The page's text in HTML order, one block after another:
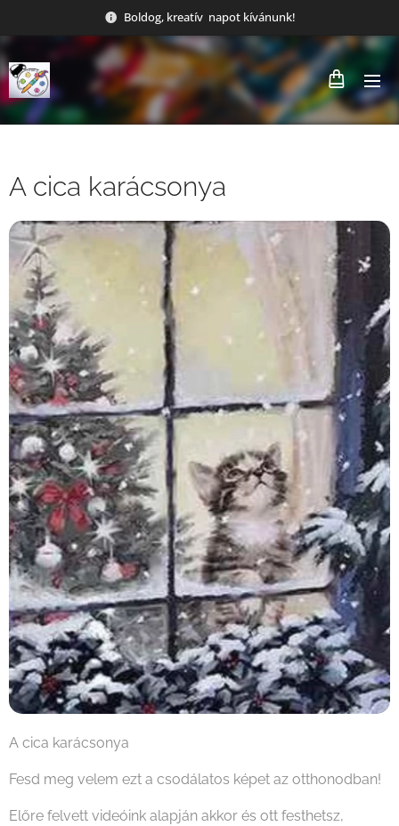
Boldog, kreatív napot kívánunk!
A cica karácsonya
A cica karácsonya
Fesd meg velem ezt a csodálatos képet az otthonodban!
Előre felvett videóink alapján akkor és ott festhetsz,